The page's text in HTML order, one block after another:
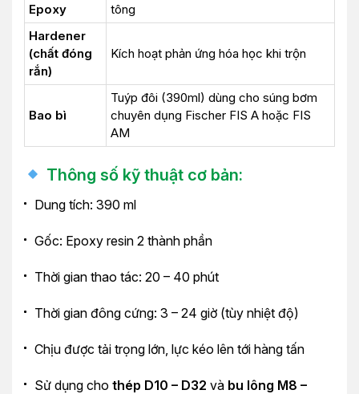
Epoxy
tông
Hardener
(chất đóng
rắn)
Kích hoạt phản ứng hóa học khi trộn
Bao bì
Tuýp đôi (390ml) dùng cho súng bơm
chuyên dụng Fischer FIS A hoặc FIS
AM
Thông số kỹ thuật cơ bản:
Dung tích: 390 ml
Gốc: Epoxy resin 2 thành phần
Thời gian thao tác: 20 – 40 phút
Thời gian đông cứng: 3 – 24 giờ (tùy nhiệt độ)
Chịu được tải trọng lớn, lực kéo lên tới hàng tấn
Sử dụng cho thép D10 – D32 và bu lông M8 –